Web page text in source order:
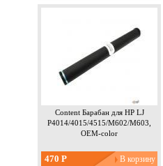
Content Барабан для HP LJ
P4014/4015/4515/M602/M603,
OEM-color
470 Р